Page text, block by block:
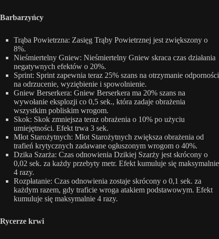
Barbarzyńcy
Trąba Powietrzna: Zasięg Trąby Powietrznej jest zwiększony o
8%.
Nieśmiertelny Gniew: Nieśmiertelny Gniew skraca czas działania
negatywnych efektów o 20%.
Sprint: Sprint zapewnia teraz 25% szans na otrzymanie odporności
na odrzucenie, wyziębienie i spowolnienie.
Gniew Berserkera: Gniew Berserkera ma 20% szans na
wywołanie eksplozji co 0,5 sek., która zadaje obrażenia
wszystkim pobliskim wrogom.
Skok: Skok zmniejsza teraz obrażenia o 10% po użyciu
umiejętności. Efekt trwa 3 sek.
Młot Starożytnych: Młot Starożytnych zwiększa obrażenia od
trafień krytycznych zadawane ogłuszonym wrogom o 40%.
Dzika Szarża: Czas odnowienia Dzikiej Szarży jest skrócony o
0,02 sek. za każdy przebyty metr. Efekt kumuluje się maksymalnie
4 razy.
Rozpłatanie: Czas odnowienia zostaje skrócony o 0,1 sek. za
każdym razem, gdy traficie wroga atakiem podstawowym. Efekt
kumuluje się maksymalnie 4 razy.
Rycerze krwi